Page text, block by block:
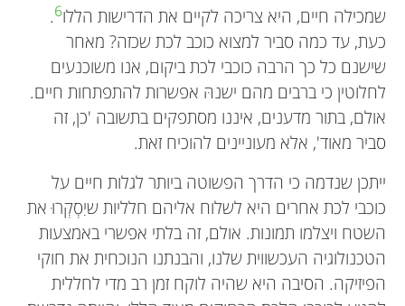
שמכילה חיים, היא צריכה לקיים את הדרישות הללו6
.
כעת, עד כמה סביר למצוא כוכב לכת שכזה? מאחר
שישנם כל כך הרבה כוכבי לכת ביקום, אנו משוכנעים
לחלוטין כי ברבים מהם ישנהּ אפשרות להתפתחות חיים.
אולם, בתור מדענים, איננו מסתפקים בתשובה 'כן, זה
סביר מאוד', אלא מעוניינים להוכיח זאת.
ייתכן שנדמה כי הדרך הפשוטה ביותר לגלות חיים על
כוכבי לכת אחרים היא לשלוח אליהם חלליות שיִסְקְרוּ את
השטח ויצלמו תמונות. אולם, זה בלתי אפשרי באמצעות
הטכנולוגיה העכשווית שלנו, והבנתנו הנוכחית את חוקי
הפיזיקה. הסיבה היא שהיה לוקח זמן רב מדי לחללית